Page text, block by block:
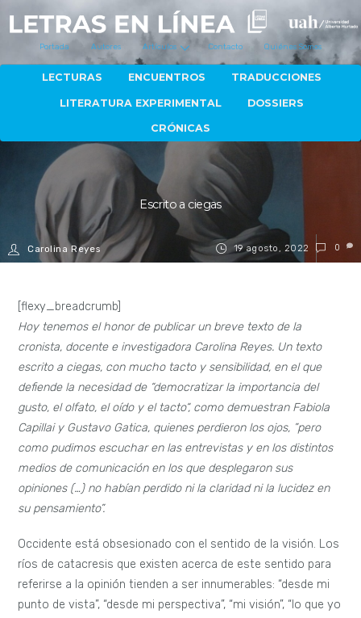
Portada Autores Artículos Contacto Quiénes Somos
LECTURAS ENCUENTROS TRADUCCIONES
LITERATURA EXPERIMENTAL DOSSIERS
CRÓNICAS
19 agosto, 2022
Escrito a ciegas
Carolina Reyes 0
[flexy_breadcrumb]
Hoy tenemos el honor de publicar un breve texto de la
cronista, docente e investigadora Carolina Reyes. Un texto
escrito a ciegas, con mucho tacto y sensibilidad, en el que
defiende la necesidad de “democratizar la importancia del
gusto, el olfato, el oído y el tacto“, como demuestran Fabiola
Capillai y Gustavo Gatica, quienes perdieron los ojos, ”pero
como pudimos escuchar en las entrevistas y en los distintos
medios de comunicación en los que desplegaron sus
opiniones (…) no habían perdido ni la claridad ni la lucidez en
su pensamiento”.
Occidente está obsesionado con el sentido de la visión. Los
ríos de catacresis que existen acerca de este sentido para
referirse a la opinión tienden a ser innumerables: “desde mi
punto de vista”, “desde mi perspectiva”, “mi visión”, “lo que yo